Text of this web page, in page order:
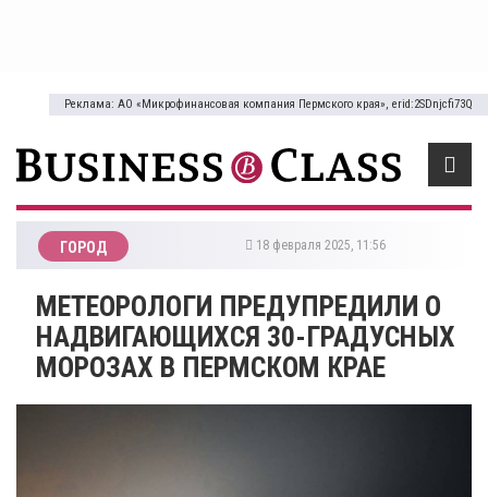
Реклама: АО «Микрофинансовая компания Пермского края», erid:2SDnjcfi73Q
ГОРОД 18 февраля 2025, 11:56
МЕТЕОРОЛОГИ ПРЕДУПРЕДИЛИ О
НАДВИГАЮЩИХСЯ 30-ГРАДУСНЫХ
МОРОЗАХ В ПЕРМСКОМ КРАЕ